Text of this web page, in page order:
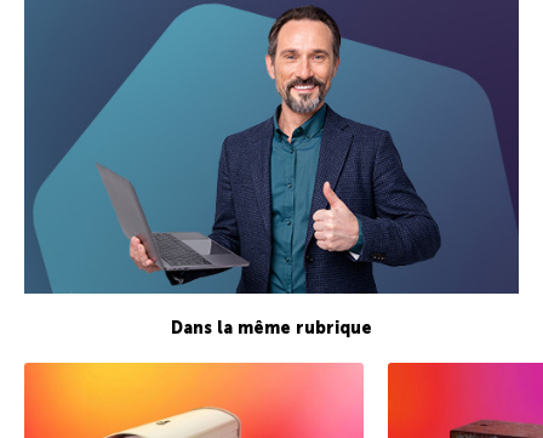
Dans la même rubrique